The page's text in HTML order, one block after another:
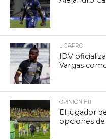
LIGAPRO
IDV
Vargas
OPINIÓN HIT
El jugador
opciones